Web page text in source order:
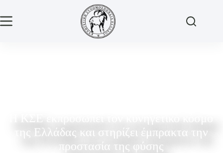
της Ελλάδας και στηρίζει έμπρακτα την
προστασία της φύσης